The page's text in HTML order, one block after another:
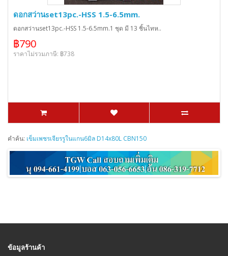
ดอกสว่านset13pc.-HSS 1.5-6.5mm.
ดอกสว่านset13pc.-HSS 1.5-6.5mm.1 ชุด มี 13 ชิ้นไทห..
฿790
ราคาไม่รวมภาษี: ฿738
คำค้น: เข็มเพชรเจียรรูในแกน6มิล D14x80L CBN150
ข้อมูลร้านค้า